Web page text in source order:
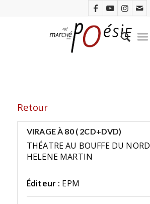
Retour
VIRAGE À 80 ( 2CD+DVD)
THÉATRE AU BOUFFE DU NORD
HELENE MARTIN
Éditeur : EPM